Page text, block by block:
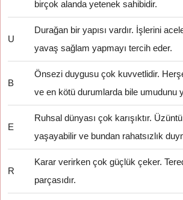
birçok alanda yetenek sahibidir.
U
Durağan bir yapısı vardır. İşlerini
yavaş sağlam yapmayı tercih eder.
B
Önsezi duygusu çok kuvvetlidir.
ve en kötü durumlarda bile umudunu
E
Ruhsal dünyası çok karışıktır.
yaşayabilir ve bundan rahatsızlık
R
Karar verirken çok güçlük çeker.
parçasıdır.